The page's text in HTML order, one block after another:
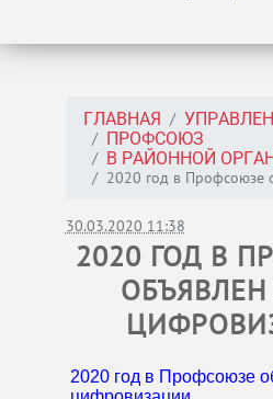
ГЛАВНАЯ
ПРОФСОЮЗ
В РАЙОННОЙ
2020 год в Профсоюзе
30.03.2020 11:38
2020 ГОД В
2020 год в Профсоюзе